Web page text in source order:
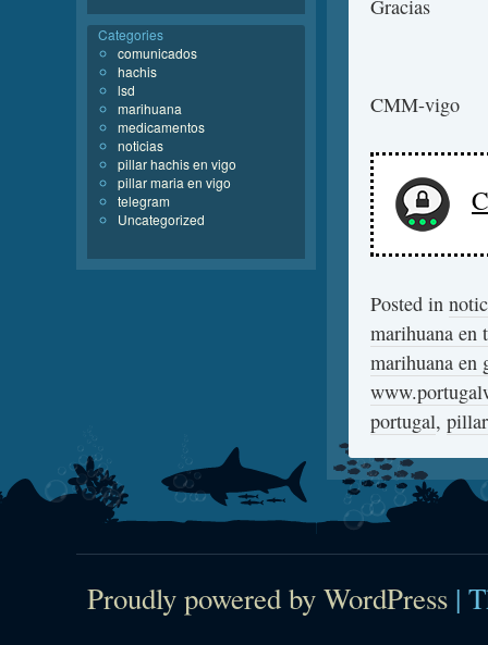
Gracias
CMM-vigo
Posted in
marihuana en
marihuana en
portugal,
Categories
comunicados
hachis
lsd
marihuana
medicamentos
noticias
pillar hachis en vigo
pillar maria en vigo
telegram
Uncategorized
Proudly powered by WordPress |